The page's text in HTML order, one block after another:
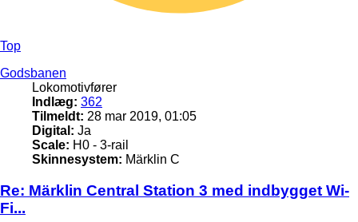
Top
Godsbanen
Lokomotivfører
Indlæg: 362
Tilmeldt: 28 mar 2019, 01:05
Digital: Ja
Scale: H0 - 3-rail
Skinnesystem: Märklin C
Re: Märklin Central Station 3 med indbygget Wi-
Fi...